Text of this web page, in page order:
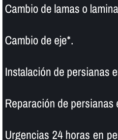
Cambio de lamas o
Cambio de eje*.
Instalación de persianas
Reparación de persianas
Urgencias 24 horas en